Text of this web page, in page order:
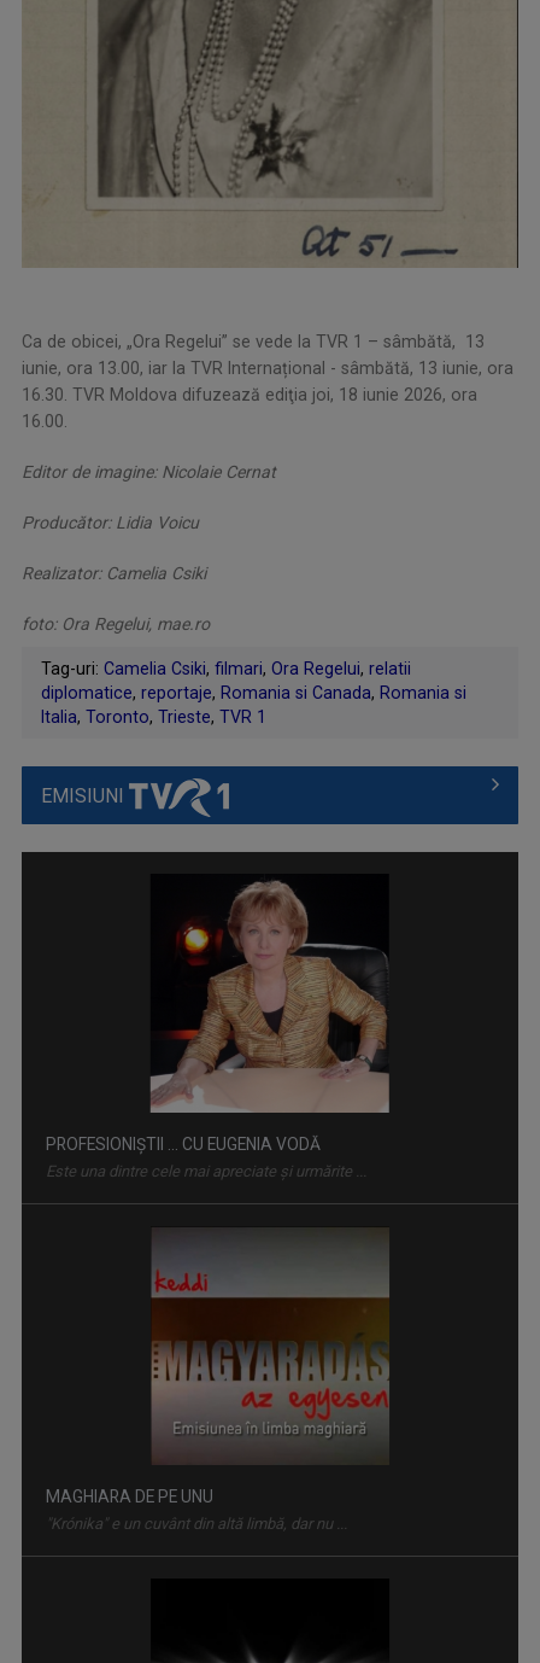
Ca de obicei, „Ora Regelui” se vede la TVR 1 – sâmbătă, 13
iunie, ora 13.00, iar la TVR Internațional - sâmbătă, 13 iunie, ora
16.30. TVR Moldova difuzează ediţia joi, 18 iunie 2026, ora
16.00.
Editor de imagine: Nicolaie Cernat
Producător: Lidia Voicu
Realizator: Camelia Csiki
foto: Ora Regelui, mae.ro
Tag-uri: Camelia Csiki, filmari, Ora Regelui, relatii
diplomatice, reportaje, Romania si Canada, Romania si
Italia, Toronto, Trieste, TVR 1
EMISIUNI
MAGHIARA DE PE UNU
"Krónika" e un cuvânt din altă limbă, dar nu ...
NOCTURNE
O emisiune-reverenţă în faţa valorilor şi a ...